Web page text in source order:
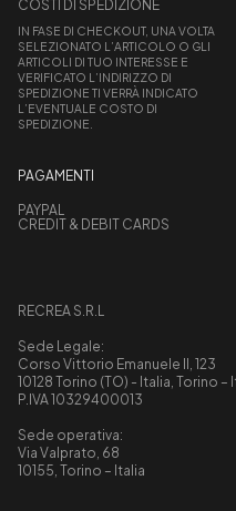
COSTI DI SPEDIZIONE
IN FASE DI CHECKOUT, UNA VOLTA
SELEZIONATO L’ARTICOLO O GLI
ARTICOLI DI TUO INTERESSE E
VERIFICATO L’INDIRIZZO DI
SPEDIZIONE TI VERRÀ INDICATO
L’EVENTUALE COSTO DI
SPEDIZIONE.
PAGAMENTI
PAYPAL
CREDIT & DEBIT CARDS
RECREA S.R.L
Sede Legale:
Corso Vittorio Emanuele II, 123
10128 Torino (TO) - Italia, Torino –
P.IVA 10329400013
Sede operativa:
Via Valprato, 68
10155, Torino – Italia